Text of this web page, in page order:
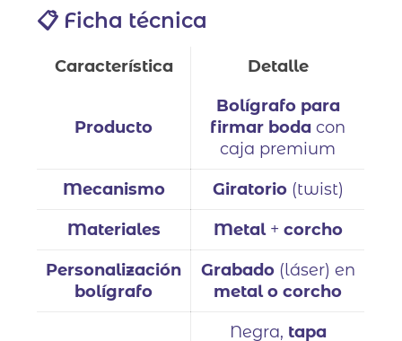
📋 Ficha técnica
Característica Detalle
Producto
Bolígrafo para
firmar boda con
caja premium
Mecanismo Giratorio(twist)
Materiales Metal+ corcho
Personalización
bolígrafo
Grabado(láser) en
metal o corcho
Negra, tapa